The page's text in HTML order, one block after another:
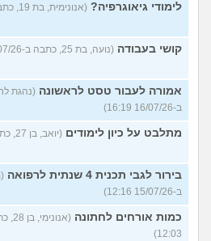
לימודי גיאוגרפיה? (אנונימית, בת 19, כתבה ב-19/07/26 13:37)
קושי בעבודה (נועה, בת 25, כתבה ב-16/07/26 16:28)
אמורה לעבור טסט לראשונה
ב-16/07/26 16:19)
מתלבט על כיון לימודים (יואב, בן 27, כתב ב-16/07/26 16:10)
בירור לגבי תכנית 4 שנתית לרפואה
ב-15/07/26 12:16)
כמות אורחים לחתונה
12:03)